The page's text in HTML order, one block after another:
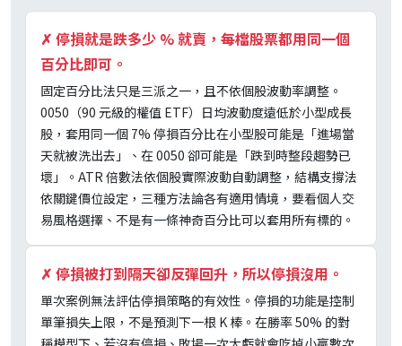
✗ 停損就是跌多少 % 就賣，每檔股票都用同一個
百分比即可。
固定百分比法只是三派之一，且不依個股波動率調整。
0050（90 元級的權值 ETF）日均波動度遠低於小型成長
股，套用同一個 7% 停損百分比在小型股可能是「進場當
天就被洗出去」、在 0050 卻可能是「跌到時整段趨勢已
壞」。ATR 倍數法依個股實際波動自動調整，結構支撐法
依關鍵價位設定，三種方法論各有適用情境，要看個人交
易風格選擇、不是有一條神奇百分比可以套用所有標的。
✗ 停損被打到隔天卻反彈回升，所以停損沒用。
單次案例無法評估停損策略的有效性。停損的功能是控制
單筆損失上限，不是預測下一根 K 棒。在勝率 50% 的對